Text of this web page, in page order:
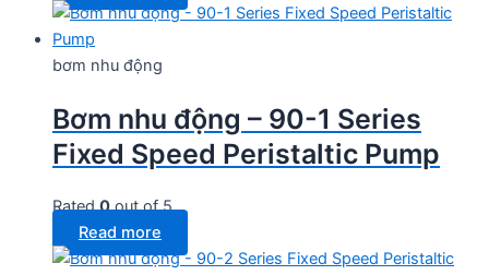
bơm nhu động
Bơm nhu động – 90-1 Series
Fixed Speed Peristaltic Pump
Rated0out of 5
Read more